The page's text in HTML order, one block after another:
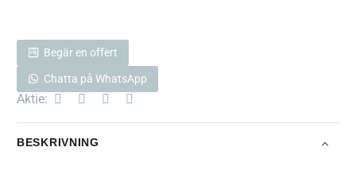
Begär en offert
Chatta på WhatsApp
Aktie:
BESKRIVNING